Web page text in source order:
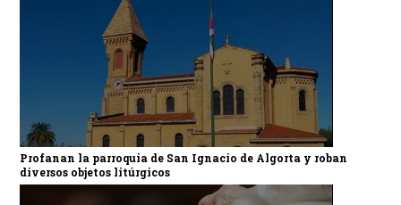
Profanan la parroquia de San Ignacio de Algorta y roban
diversos objetos litúrgicos